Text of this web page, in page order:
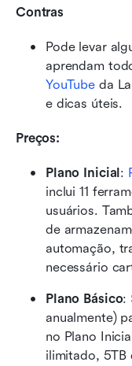
Contras
Pode levar
aprendam
YouTube da
e dicas úteis.
Preços:
Plano Inicial :
inclui 11
usuários.
de
automação,
necessário
Plano Básico:
anualmente)
no Plano
ilimitado, 5TB